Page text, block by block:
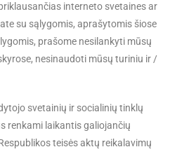
interneto svetaines ar
su sąlygomis, aprašytomis šiose
prašome nesilankyti mūsų
nesinaudoti mūsų turiniu ir /
svetainių ir socialinių tinklų
renkami laikantis galiojančių
teisės aktų reikalavimų